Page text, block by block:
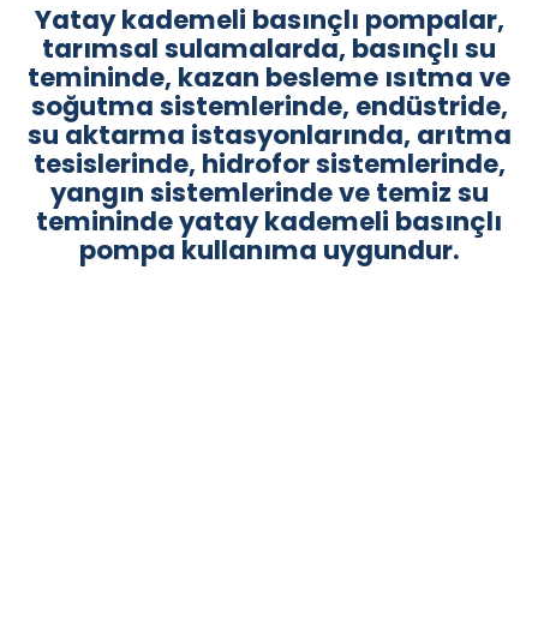
Yatay kademeli basınçlı pompalar,
tarımsal sulamalarda, basınçlı su
temininde, kazan besleme ısıtma ve
soğutma sistemlerinde, endüstride,
su aktarma istasyonlarında, arıtma
tesislerinde, hidrofor sistemlerinde,
yangın sistemlerinde ve temiz su
temininde yatay kademeli basınçlı
pompa kullanıma uygundur.